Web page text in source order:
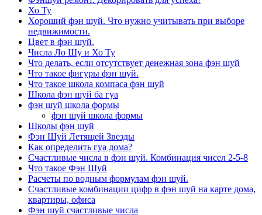
Хо Ту
Хороший фэн шуй. Что нужно учитывать при выборе
недвижимости.
Цвет в фэн шуй.
Числа Ло Шу и Хо Ту
Что делать, если отсутствует денежная зона фэн шуй
Что такое фигуры фэн шуй.
Что такое школа компаса фэн шуй
Школа фэн шуй ба гуа
фэн шуй школа формы
фэн шуй школа формы
Школы фэн шуй
Фэн Шуй Летящей Звезды
Как определить гуа дома?
Счастливые числа в фэн шуй. Комбинация чисел 2-5-8
Что такое Фэн Шуй
Расчеты по водным формулам фэн шуй.
Счастливые комбинации цифр в фэн шуй на карте дома,
квартиры, офиса
Фэн шуй счастливые числа